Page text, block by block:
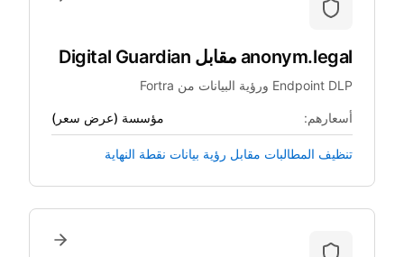
anonym.legal مقابل Digital Guardian
Endpoint DLP ورؤية البيانات من Fortra
أسعارهم: مؤسسة (عرض سعر)
تنظيف المطالبات مقابل رؤية بيانات نقطة النهاية